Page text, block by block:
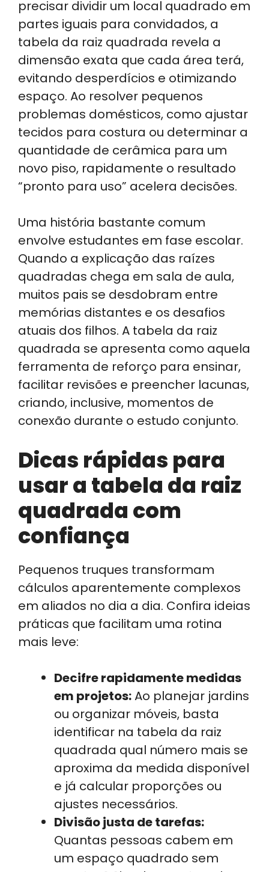
precisar dividir um local quadrado em
partes iguais para convidados, a
tabela da raiz quadrada revela a
dimensão exata que cada área terá,
evitando desperdícios e otimizando
espaço. Ao resolver pequenos
problemas domésticos, como ajustar
tecidos para costura ou determinar a
quantidade de cerâmica para um
novo piso, rapidamente o resultado
“pronto para uso” acelera decisões.
Uma história bastante comum
envolve estudantes em fase escolar.
Quando a explicação das raízes
quadradas chega em sala de aula,
muitos pais se desdobram entre
memórias distantes e os desafios
atuais dos filhos. A tabela da raiz
quadrada se apresenta como aquela
ferramenta de reforço para ensinar,
facilitar revisões e preencher lacunas,
criando, inclusive, momentos de
conexão durante o estudo conjunto.
Dicas rápidas para
usar a tabela da raiz
quadrada com
confiança
Pequenos truques transformam
cálculos aparentemente complexos
em aliados no dia a dia. Confira ideias
práticas que facilitam uma rotina
mais leve:
Decifre rapidamente medidas
em projetos:Ao planejar jardins
ou organizar móveis, basta
identificar na tabela da raiz
quadrada qual número mais se
aproxima da medida disponível
e já calcular proporções ou
ajustes necessários.
Divisão justa de tarefas:
Quantas pessoas cabem em
um espaço quadrado sem